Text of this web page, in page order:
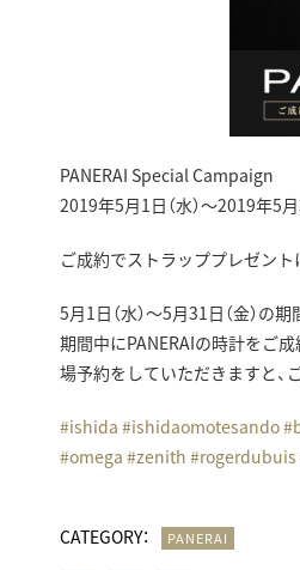
PANERAI Special Campaign
2019年5月1日（水）～2019年5月
ご成約でストラッププレゼン
5月1日（水）～5月31日（金）の
期間中にPANERAIの時計をご
場予約をしていただきますと、
#ishida #ishidaomotesando#
#omega #zenith #rogerdubuis
CATEGORY： PANERAI